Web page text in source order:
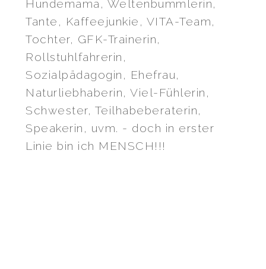
Hundemama, Weltenbummlerin,
Tante, Kaffeejunkie, VITA-Team,
Tochter, GFK-Trainerin,
Rollstuhlfahrerin,
Sozialpädagogin, Ehefrau,
Naturliebhaberin, Viel-Fühlerin,
Schwester, Teilhabeberaterin,
Speakerin, uvm. - doch in erster
Linie bin ich MENSCH!!!